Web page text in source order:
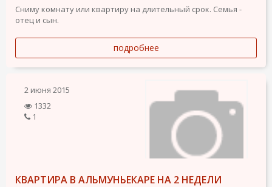
Сниму комнату или квартиру на длительный срок. Семья -
отец и сын.
подробнее
2 июня 2015
1332
1
КВАРТИРА В АЛЬМУНЬЕКАРЕ НА 2 НЕДЕЛИ